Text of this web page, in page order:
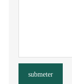
submeter